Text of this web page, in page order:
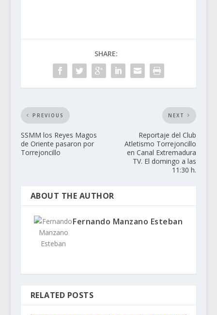
SHARE:
PREVIOUS
SSMM los Reyes Magos
de Oriente pasaron por
Torrejoncillo
NEXT
Reportaje del Club
Atletismo Torrejoncillo
en Canal Extremadura
TV. El domingo a las
11:30 h.
ABOUT THE AUTHOR
Fernando Manzano Esteban
RELATED POSTS